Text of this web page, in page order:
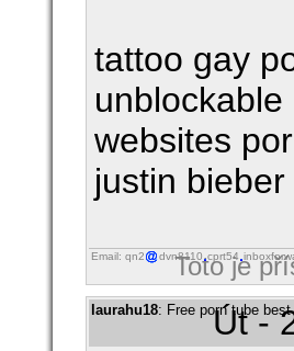
tattoo gay
websites
justin
Email: qn2 dvn8110 cprt54
Toto je
laurahu18: Free porn tube
Út -